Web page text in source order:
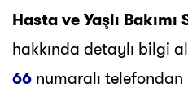
Hasta ve Yaşlı Bakımı
hakkında detaylı bilgi
66 numaralı